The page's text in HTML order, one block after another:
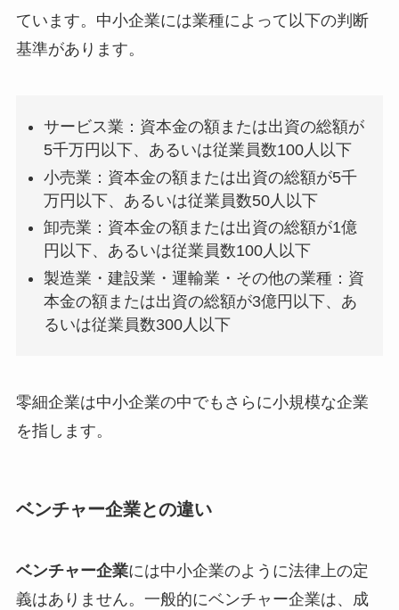
ています。中小企業には業種によって以下の判断
基準があります。
サービス業：資本金の額または出資の総額が
5千万円以下、あるいは従業員数100人以下
小売業：資本金の額または出資の総額が5千
万円以下、あるいは従業員数50人以下
卸売業：資本金の額または出資の総額が1億
円以下、あるいは従業員数100人以下
製造業・建設業・運輸業・その他の業種：資
本金の額または出資の総額が3億円以下、あ
るいは従業員数300人以下
零細企業は中小企業の中でもさらに小規模な企業
を指します。
ベンチャー企業との違い
ベンチャー企業には中小企業のように法律上の定
義はありません。一般的にベンチャー企業は、成